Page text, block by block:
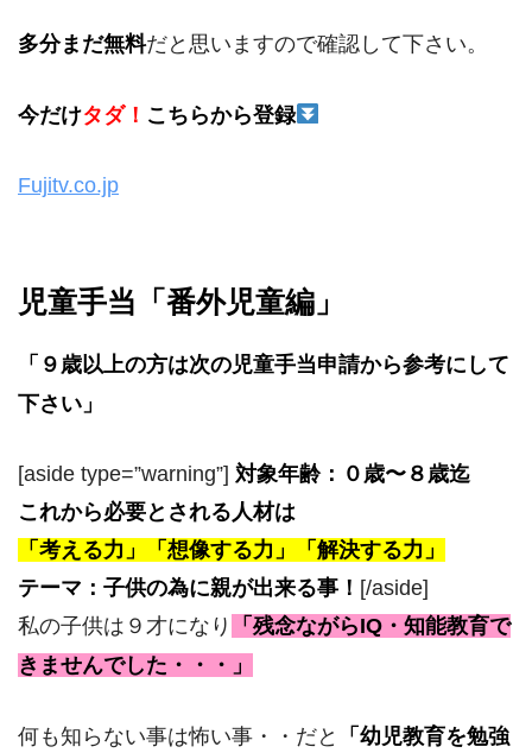
多分まだ無料だと思いますので確認して下さい。
今だけタダ！ こちらから登録
Fujitv.co.jp
児童手当「番外児童編」
「９歳以上の方は次の児童手当申請から参考にして
下さい」
[aside type=”warning”] 対象年齢：０歳〜８歳迄
これから必要とされる人材は
「考える力」「想像する力」「解決する力」
テーマ：子供の為に親が出来る事！ [/aside]
私の子供は９才になり
「残念ながらIQ・知能教育で
きませんでした・・・」
何も知らない事は怖い事・・だと
「幼児教育を勉強